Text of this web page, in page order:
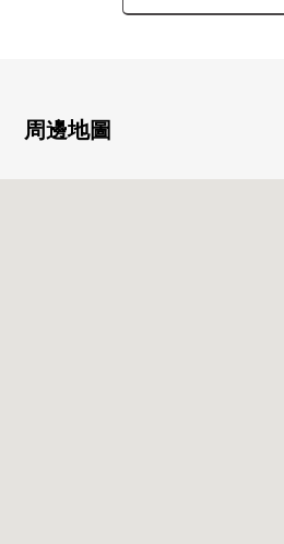
・三井不動產Residential株式會社
・全部電化系統使用
周邊地圖